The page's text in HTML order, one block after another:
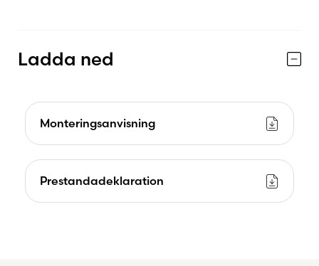
Ladda ned
Monteringsanvisning
Prestandadeklaration